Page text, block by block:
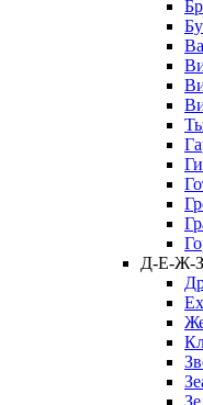
Д-Е-Ж-